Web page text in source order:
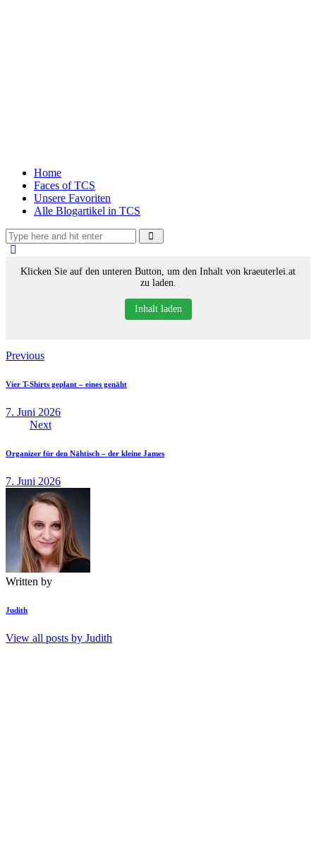
Home
Faces of TCS
Unsere Favoriten
Alle Blogartikel in TCS
Klicken Sie auf den unteren Button, um den Inhalt von kraeuterlei.at
zu laden.
Inhalt laden
Beitragsnavigation
Previous
Vier T-Shirts geplant – eines genäht
7. Juni 2026
Next
Organizer für den Nähtisch – der kleine James
7. Juni 2026
Written by
Judith
View all posts by Judith